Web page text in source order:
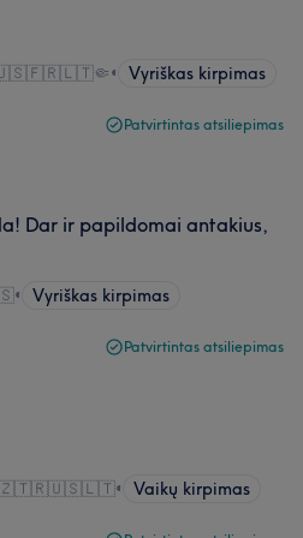
• Vyriškas kirpimas
Patvirtintas atsiliepimas
Dar ir papildomai antakius,
• Vyriškas kirpimas
Patvirtintas atsiliepimas
• Vaikų kirpimas